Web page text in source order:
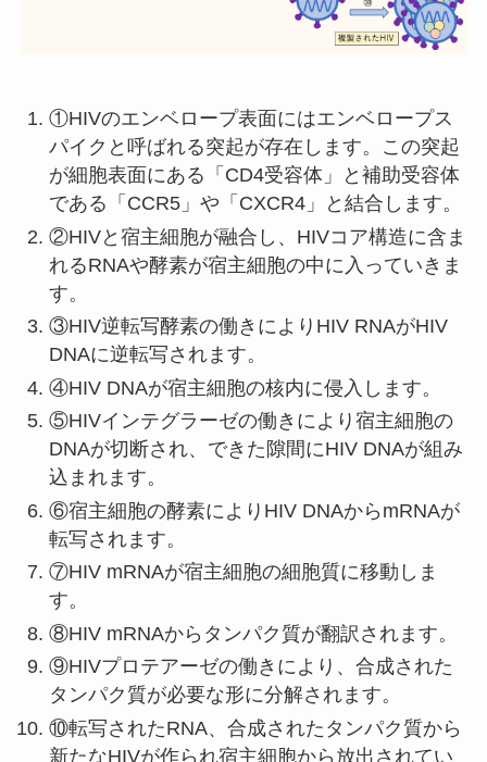
①HIVのエンベロープ表面にはエンベロープス
パイクと呼ばれる突起が存在します。この突起
が細胞表面にある「CD4受容体」と補助受容体
である「CCR5」や「CXCR4」と結合します。
②HIVと宿主細胞が融合し、HIVコア構造に含ま
れるRNAや酵素が宿主細胞の中に入っていきま
す。
③HIV逆転写酵素の働きによりHIV RNAがHIV
DNAに逆転写されます。
④HIV DNAが宿主細胞の核内に侵入します。
⑤HIVインテグラーゼの働きにより宿主細胞の
DNAが切断され、できた隙間にHIV DNAが組み
込まれます。
⑥宿主細胞の酵素によりHIV DNAからmRNAが
転写されます。
⑦HIV mRNAが宿主細胞の細胞質に移動しま
す。
⑧HIV mRNAからタンパク質が翻訳されます。
⑨HIVプロテアーゼの働きにより、合成された
タンパク質が必要な形に分解されます。
⑩転写されたRNA、合成されたタンパク質から
新たなHIVが作られ宿主細胞から放出されてい